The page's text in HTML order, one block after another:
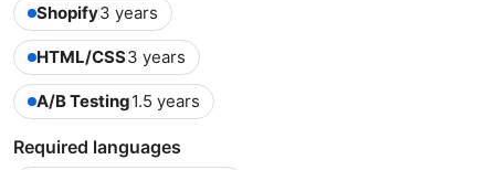
Shopify3 years
HTML/CSS3 years
A/B Testing1.5 years
Required languages